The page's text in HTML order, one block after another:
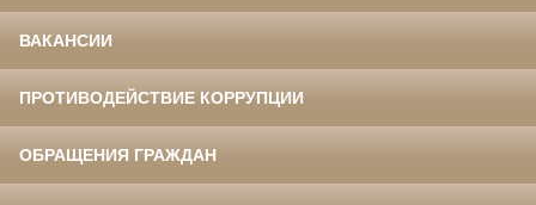
ВАКАНСИИ
ПРОТИВОДЕЙСТВИЕ КОРРУПЦИИ
ОБРАЩЕНИЯ ГРАЖДАН